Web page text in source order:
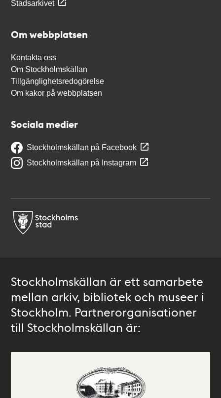
Stadsarkivet
Om webbplatsen
Kontakta oss
Om Stockholmskällan
Tillgänglighetsredogörelse
Om kakor på webbplatsen
Sociala medier
Stockholmskällan på Facebook
Stockholmskällan på Instagram
Stockholmskällan är ett samarbete
mellan arkiv, bibliotek och museer i
Stockholm. Partnerorganisationer
till Stockholmskällan är: